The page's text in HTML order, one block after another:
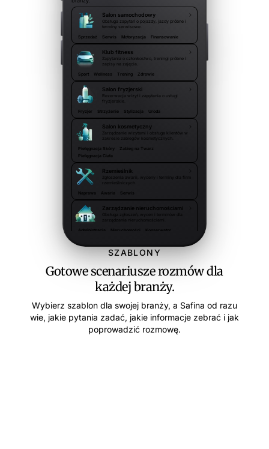
Salon samochodowy
Obsługa zapytań o pojazdy, jazdy próbne i
terminy serwisowe.
Sprzedaż
Serwis Motoryzacja Finansowanie
Klub fitness
Zapytania o członkostwo, treningi próbne i
zapisy na zajęcia.
Sport
Wellness Trening Zdrowie
Salon fryzjerski
Rezerwacja wizyt i zapytania o usługi
fryzjerskie.
Fryzjer
Strzyżenie Stylizacja Uroda
Salon kosmetyczny
Zarządzanie wizytami i obsługa klientów w
zakresie zabiegów kosmetycznych.
Pielęgnacja Skóry
Zabieg na Twarz
Pielęgnacja Ciała
Rzemieślnik
Zgłoszenia awarii, wyceny i terminy dla firm
rzemieślniczych.
Naprawa
Awaria Serwis
Zarządzanie nieruchomościami
Obsługa zgłoszeń, wycen i terminów dla
Administracja
Nieruchomości
Konserwator
SZABLONY
Gotowe scenariusze rozmów dla
każdej branży.
Wybierz szablon dla swojej branży, a Safina od razu
wie, jakie pytania zadać, jakie informacje zebrać i jak
poprowadzić rozmowę.